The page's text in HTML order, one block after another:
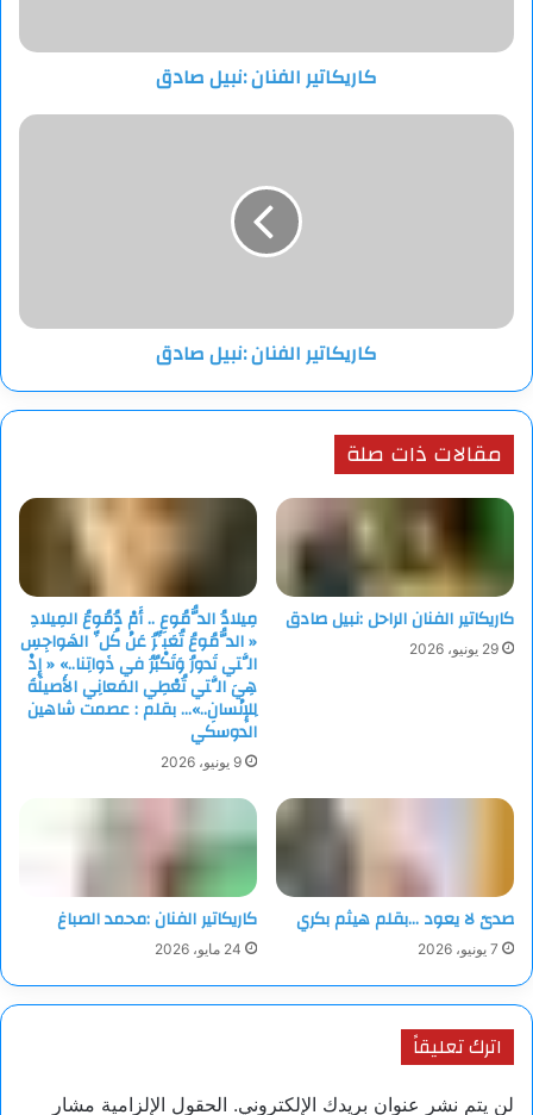
كاريكاتير الفنان :نبيل صادق
كاريكاتير
كاريكاتير الفنان :نبيل صادق
مقالات ذات صلة
كاريكاتير الفنان الراحل :نبيل صادق
29 يونيو، 2026
مِيلادُ الدُّمُوعِ .. أَمْ دُمُوعُ المِيلادِ
« الدُّمُوعُ تُعَبِّرُ عَنْ كُلِّ الهَواجِسِ
الَّتي تَدورُ وَتَكْبُرُ في ذَواتِنا..» « إِذْ
هِيَ الَّتي تُعْطِي المَعانِي الأَصيلَةَ
لِلإِنْسانِ..»… بقلم : عصمت شاهين
الدوسكي
9 يونيو، 2026
صدىً لا يعود …بقلم هيثم بكري
7 يونيو، 2026
كاريكاتير الفنان :محمد الصباغ
24 مايو، 2026
اترك تعليقاً
لن يتم نشر عنوان بريدك الإلكتروني. الحقول الإلزامية مشار